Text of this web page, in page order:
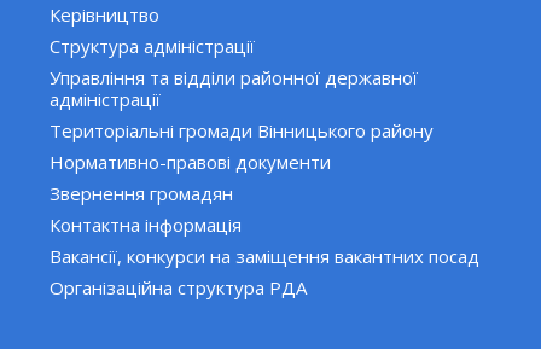
Керівництво
Структура адміністрації
Управління та відділи районної державної
адміністрації
Територіальні громади Вінницького району
Нормативно-правові документи
Звернення громадян
Контактна інформація
Вакансії, конкурси на заміщення вакантних посад
Організаційна структура РДА